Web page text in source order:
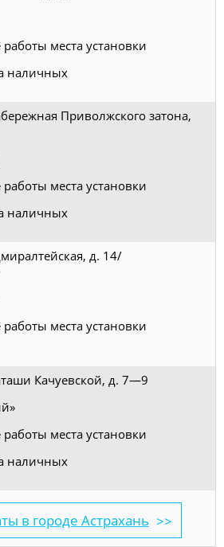
места установки
наличных
Приволжского затона,
места установки
наличных
д. 14/
места установки
Качуевской, д. 7—9
места установки
наличных
в городе Астрахань